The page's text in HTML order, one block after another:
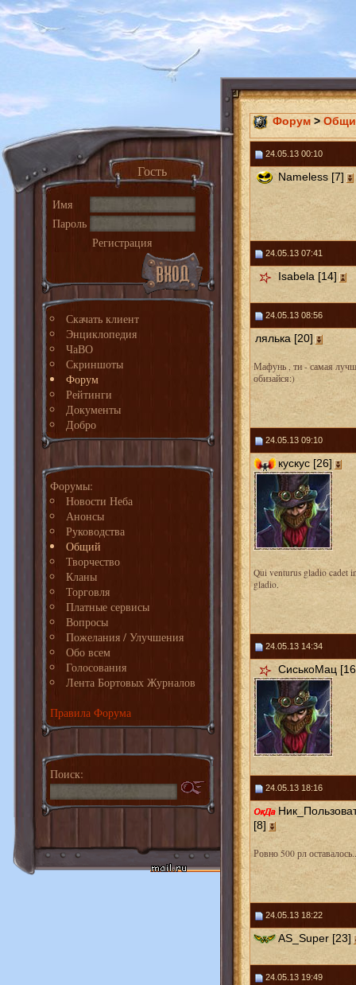
Гость
Имя
Пароль
Регистрация
Скачать клиент
Энциклопедия
ЧаВО
Скриншоты
Форум
Рейтинги
Документы
Добро
Форумы:
Новости Неба
Анонсы
Руководства
Общий
Творчество
Кланы
Торговля
Платные сервисы
Вопросы
Пожелания / Улучшения
Обо всем
Голосования
Лента Бортовых Журналов
Правила Форума
Поиск:
Форум >
24.05.13 00:10
Nameless [7]
24.05.13 07:41
Isabela [14]
24.05.13 08:56
лялька [20]
Мафунь , ти - самая
обизайся:)
24.05.13 09:10
кускус [26]
Qui venturus gladio cadet
gladio.
24.05.13 14:34
СиськоМац
24.05.13 18:16
[8]
Ровно 500 рл
24.05.13 18:22
AS_Super [23]
24.05.13 19:49